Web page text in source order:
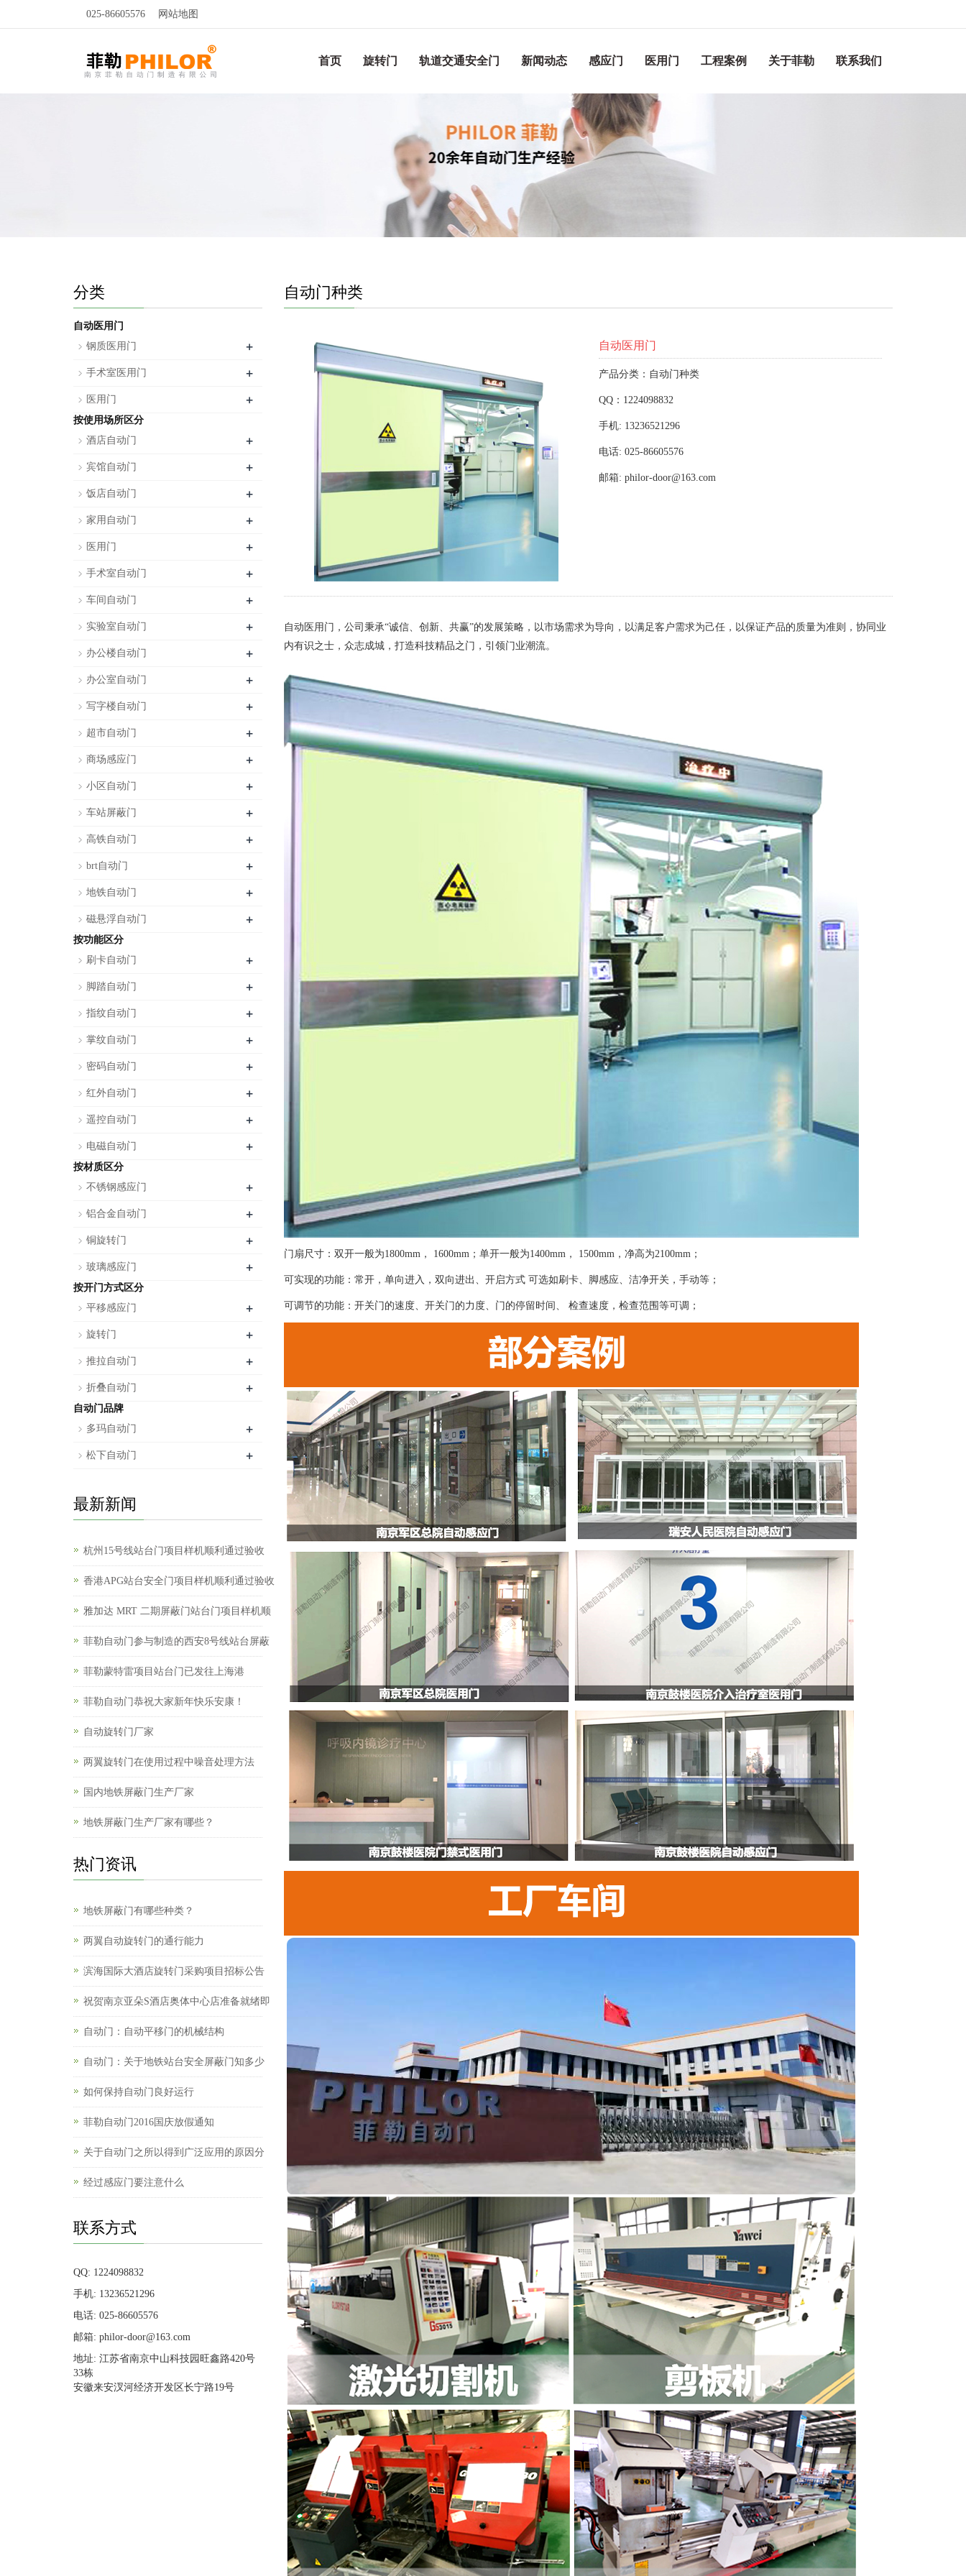
025-86605576 网站地图
首页 旋转门 轨道交通安全门 新闻动态 感应门 医用门 工程案例 关于菲勒 联系我们
自动门种类
自动医用门
产品分类：自动门种类
QQ：1224098832
手机: 13236521296
电话: 025-86605576
邮箱: philor-door@163.com
自动医用门，公司秉承“诚信、创新、共赢”的发展策略，以市场需求为导向，以满足客户需求为己任，以保证产品的质量为准则，协同业
内有识之士，众志成城，打造科技精品之门，引领门业潮流。
门扇尺寸：双开一般为1800mm， 1600mm；单开一般为1400mm， 1500mm，净高为2100mm；
可实现的功能：常开，单向进入，双向进出、开启方式 可选如刷卡、脚感应、洁净开关，手动等；
可调节的功能：开关门的速度、开关门的力度、门的停留时间、 检查速度，检查范围等可调；
分类
自动医用门
钢质医用门
+
手术室医用门 +
医用门 +
按使用场所区分
酒店自动门
+
宾馆自动门 +
饭店自动门 +
家用自动门 +
医用门 +
手术室自动门 +
车间自动门 +
实验室自动门 +
办公楼自动门 +
办公室自动门 +
写字楼自动门 +
超市自动门 +
商场感应门 +
小区自动门 +
车站屏蔽门 +
高铁自动门 +
brt自动门 +
地铁自动门 +
磁悬浮自动门 +
按功能区分
刷卡自动门
+
脚踏自动门 +
指纹自动门 +
掌纹自动门 +
密码自动门 +
红外自动门 +
遥控自动门 +
电磁自动门 +
按材质区分
不锈钢感应门
+
铝合金自动门 +
铜旋转门 +
玻璃感应门 +
按开门方式区分
平移感应门
+
旋转门 +
推拉自动门 +
折叠自动门 +
自动门品牌
多玛自动门
+
松下自动门 +
最新新闻
杭州15号线站台门项目样机顺利通过验收
香港APG站台安全门项目样机顺利通过验收
雅加达 MRT 二期屏蔽门站台门项目样机顺
菲勒自动门参与制造的西安8号线站台屏蔽
菲勒蒙特雷项目站台门已发往上海港
菲勒自动门恭祝大家新年快乐安康！
自动旋转门厂家
两翼旋转门在使用过程中噪音处理方法
国内地铁屏蔽门生产厂家
地铁屏蔽门生产厂家有哪些？
热门资讯
地铁屏蔽门有哪些种类？
两翼自动旋转门的通行能力
滨海国际大酒店旋转门采购项目招标公告
祝贺南京亚朵S酒店奥体中心店准备就绪即
自动门：自动平移门的机械结构
自动门：关于地铁站台安全屏蔽门知多少
如何保持自动门良好运行
菲勒自动门2016国庆放假通知
关于自动门之所以得到广泛应用的原因分
经过感应门要注意什么
联系方式
QQ: 1224098832
手机: 13236521296
电话: 025-86605576
邮箱: philor-door@163.com
地址: 江苏省南京中山科技园旺鑫路420号
33栋
安徽来安汊河经济开发区长宁路19号